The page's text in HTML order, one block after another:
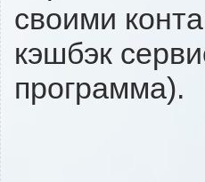
своими
кэшбэк
программа).